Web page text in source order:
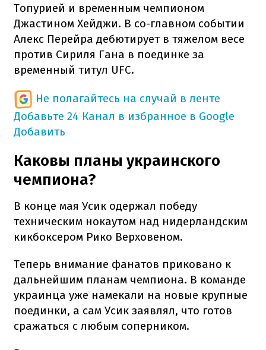
Топурией и временным чемпионом
Джастином Хейджи. В со-главном событии
Алекс Перейра дебютирует в тяжелом весе
против Сириля Гана в поединке за
временный титул UFC.
Не полагайтесь на случай в ленте
Добавьте 24 Канал в избранное в Google
Добавить
Каковы планы украинского
чемпиона?
В конце мая Усик одержал победу
техническим нокаутом над нидерландским
кикбоксером Рико Верховеном.
Теперь внимание фанатов приковано к
дальнейшим планам чемпиона. В команде
украинца уже намекали на новые крупные
поединки, а сам Усик заявлял, что готов
сражаться с любым соперником.